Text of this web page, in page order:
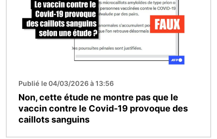
Publié le 04/03/2026 à 13:56
Non, cette étude ne montre pas que le
vaccin contre le Covid-19 provoque des
caillots sanguins